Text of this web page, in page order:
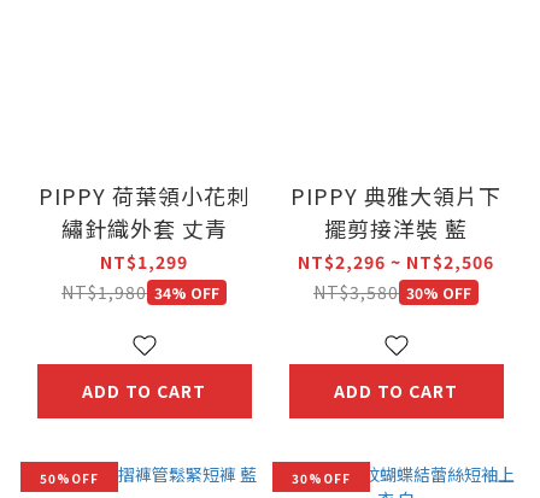
PIPPY 荷葉領小花刺
繡針織外套 丈青
NT$1,299
NT$1,980 34% OFF
ADD TO CART
PIPPY 典雅大領片下
擺剪接洋裝 藍
NT$2,296 ~ NT$2,506
NT$3,580 30% OFF
ADD TO CART
50%OFF 30%OFF